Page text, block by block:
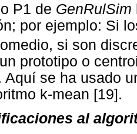
P1 de GenRulSim
por ejemplo: Si
si son
prototipo o
Aquí se ha usado
k-mean [19].
al